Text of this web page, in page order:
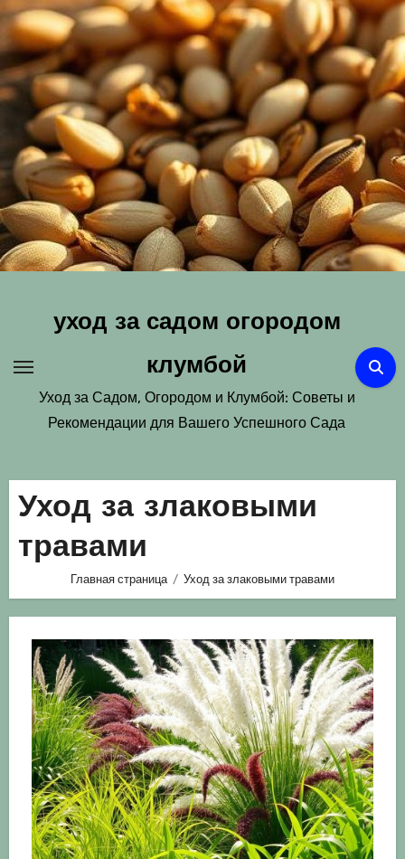
Перейти
содержимому
уход за садом огородом
клумбой
Уход за Садом, Огородом и Клумбой: Советы и
Рекомендации для Вашего Успешного Сада
Уход за злаковыми
травами
Главная страница Уход за злаковыми травами